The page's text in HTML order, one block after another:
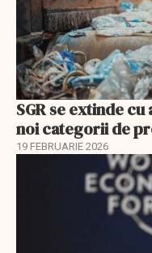
SGR se extinde
noi categorii de
19 FEBRUARIE 2026